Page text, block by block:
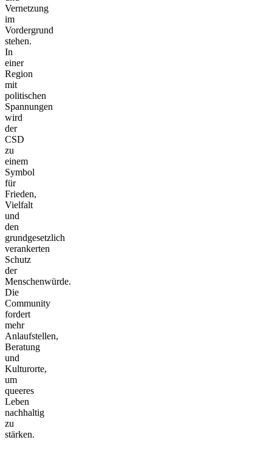
Vernetzung
im
Vordergrund
stehen.
In
einer
Region
mit
politischen
Spannungen
wird
der
CSD
zu
einem
Symbol
für
Frieden,
Vielfalt
und
den
grundgesetzlich
verankerten
Schutz
der
Menschenwürde.
Die
Community
fordert
mehr
Anlaufstellen,
Beratung
und
Kulturorte,
um
queeres
Leben
nachhaltig
zu
stärken.